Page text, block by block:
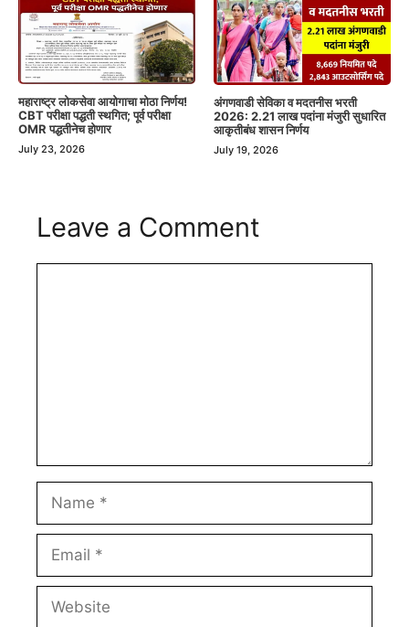
महाराष्ट्र लोकसेवा आयोगाचा मोठा निर्णय!
CBT परीक्षा पद्धती स्थगित; पूर्व परीक्षा
OMR पद्धतीनेच होणार
July 23, 2026
अंगणवाडी सेविका व मदतनीस भरती
2026: 2.21 लाख पदांना मंजुरी सुधारित
आकृतीबंध शासन निर्णय
July 19, 2026
Leave a Comment
Name
Email
Website